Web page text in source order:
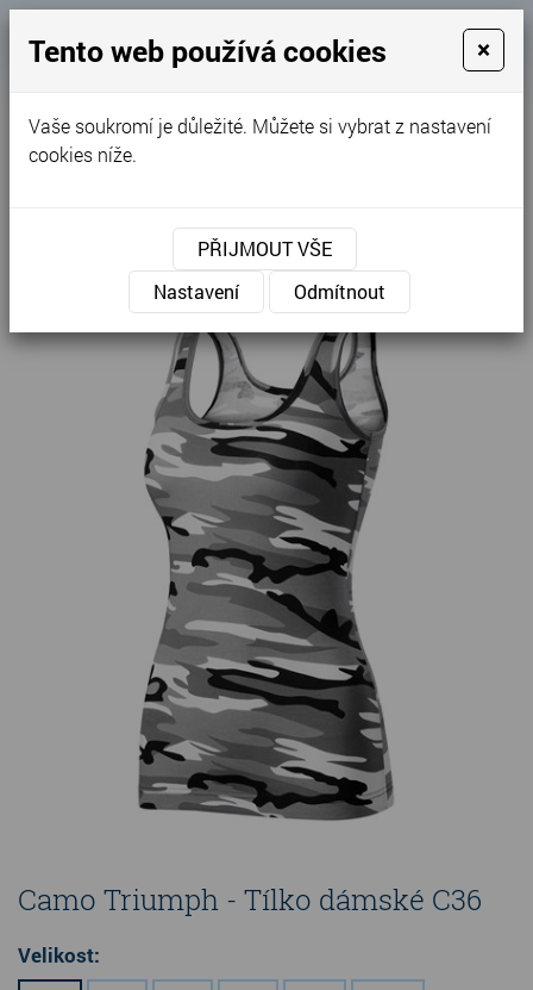
MENU
Camo Triumph - Tílko dámské C36
Camo Triumph - Tílko dámské C36
Velikost:
Tento web používá cookies ×
Vaše soukromí je důležité. Můžete si vybrat z nastavení
cookies níže.
PŘIJMOUT VŠE
Nastavení
Odmítnout